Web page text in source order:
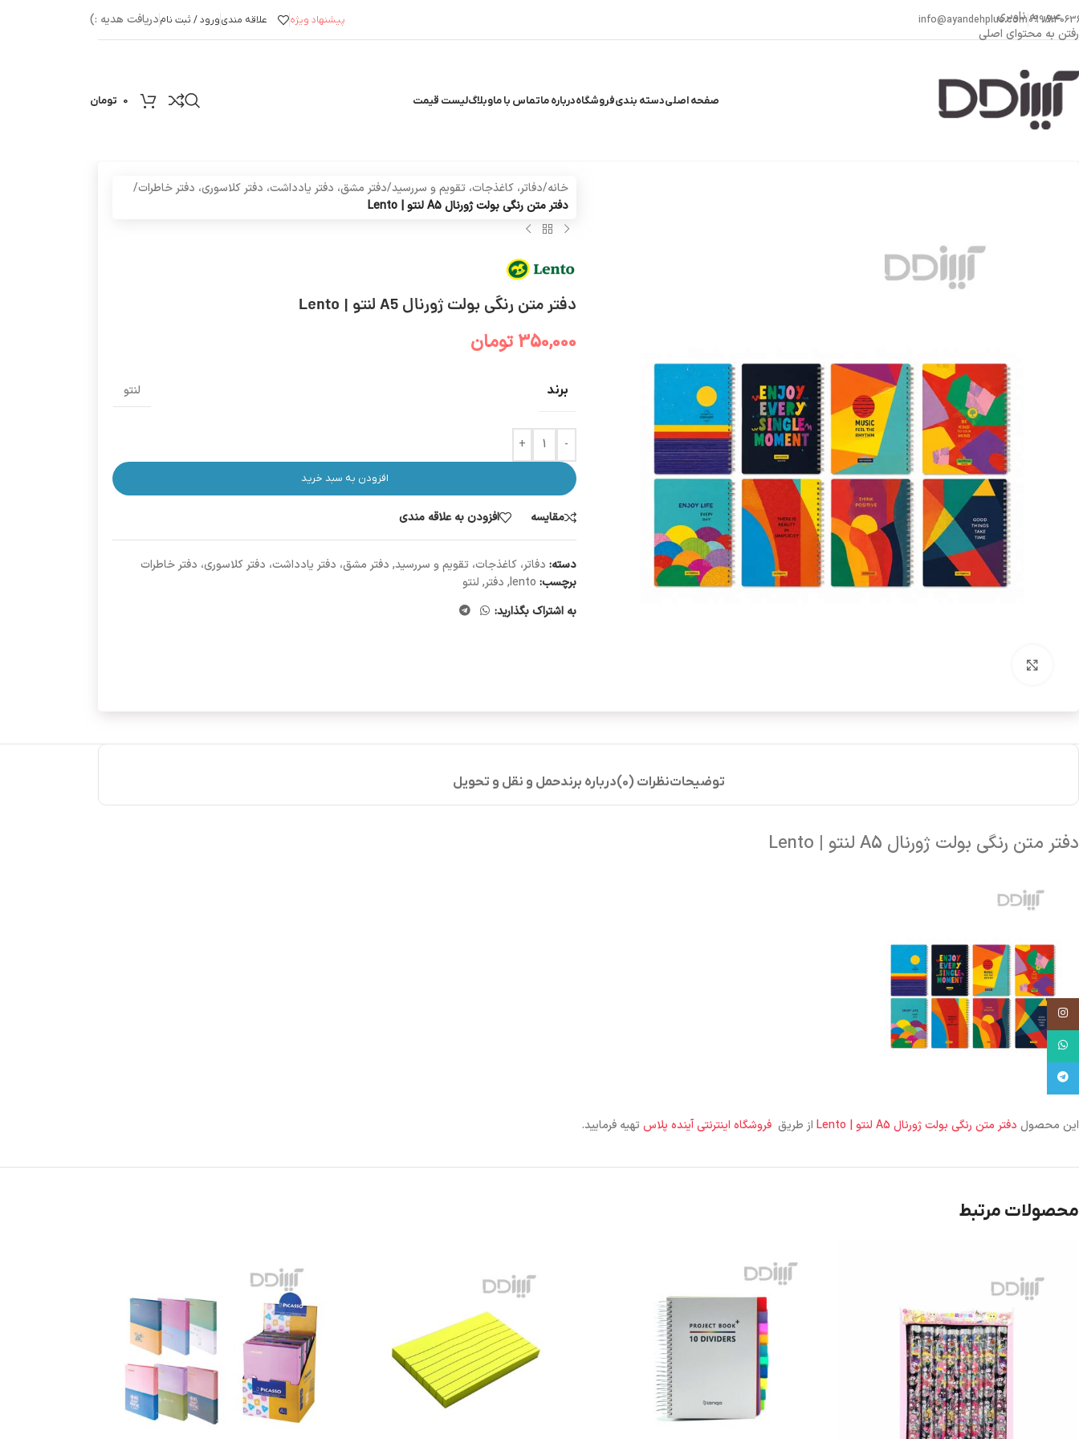
عبور به ناوبری
رفتن به محتوای اصلی
info@ayandehplus.com پیشنهاد ویژه علاقه مندیورود / ثبت نامدریافت هدیه :)
صفحه اصلیدسته بندیفروشگاهدرباره ماتماس با ماوبلاگلیست قیمت 0 تومان
خانه/دفاتر، کاغذجات، تقویم و سررسید/دفتر مشق، دفتر یادداشت، دفتر کلاسوری، دفتر خاطرات/
دفتر متن رنگی بولت ژورنال A5 لنتو | Lento
دفتر متن رنگی بولت ژورنال A5 لنتو | Lento
350,000 تومان
برند لنتو
-
+
افزودن به سبد خرید
مقایسه افزودن به علاقه مندی
دسته: دفاتر، کاغذجات، تقویم و سررسید, دفتر مشق، دفتر یادداشت، دفتر کلاسوری، دفتر خاطرات
برچسب: lento
, دفتر, لنتو
به اشتراک بگذارید:
توضیحاتنظرات (0) درباره برندحمل و نقل و تحویل
دفتر متن رنگی بولت ژورنال A5 لنتو | Lento
این محصول دفتر متن رنگی بولت ژورنال A5 لنتو | Lento از طریق فروشگاه اینترنتی آینده پلاستهیه فرمایید.
محصولات مرتبط
اینستاگرام
واتساپ